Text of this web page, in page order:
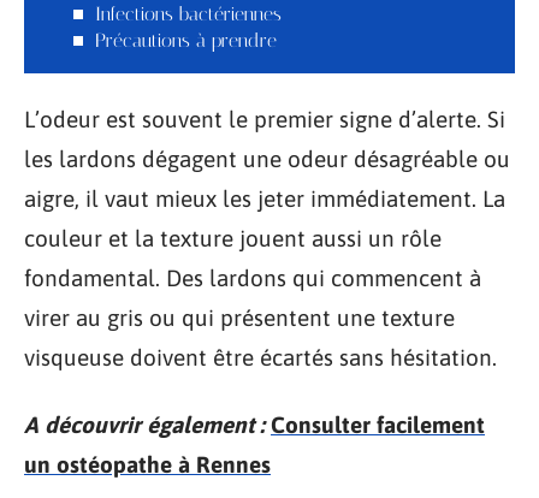
Infections bactériennes
Précautions à prendre
L’odeur est souvent le premier signe d’alerte. Si
les lardons dégagent une odeur désagréable ou
aigre, il vaut mieux les jeter immédiatement. La
couleur et la texture jouent aussi un rôle
fondamental. Des lardons qui commencent à
virer au gris ou qui présentent une texture
visqueuse doivent être écartés sans hésitation.
A découvrir également : Consulter facilement
un ostéopathe à Rennes